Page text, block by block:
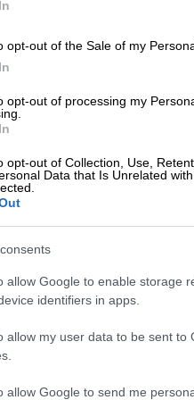
opt-out of the Sale of my
opt-out of processing my
opt-out of Collection, Use,
Data that Is Unrelated
allow Google to enable storage
identifiers in apps.
allow my user data to be sent to
allow Google to send me
στο Βιετνάμ
της, όπου ζει
Μάλιστα ο
οι
όταν
το αεροπλάνο και
άρχισε να τρέχει
τη στιγμή: Θεέ
ανέφερε στο